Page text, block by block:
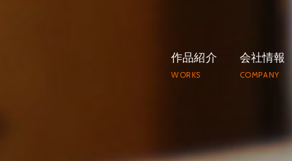
作品紹介
WORKS
会社情報
COMPANY